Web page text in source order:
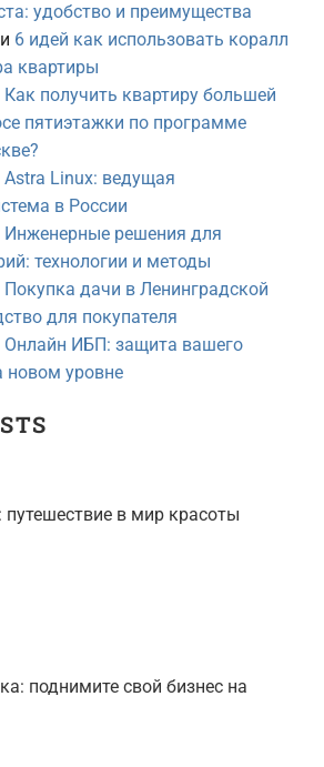
удобство и преимущества
6 идей как использовать коралл
квартиры
Как получить квартиру большей
пятиэтажки по программе
Astra Linux: ведущая
в России
Инженерные решения для
технологии и методы
Покупка дачи в Ленинградской
для покупателя
Онлайн ИБП: защита вашего
новом уровне
путешествие в мир красоты
поднимите свой бизнес на